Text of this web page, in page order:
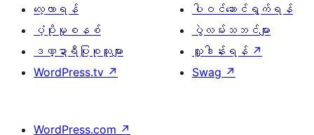
လေ့လာရန်
ပံ့ပိုးမှုစနစ်
ဒဏ္ဍာရီပြုစုသူများ
WordPress.tv ↗
ပါဝင်ဆောင်ရွက်ရန်
ပွဲလမ်းသဘင်များ
လှူဒါန်းရန် ↗
Swag ↗
WordPress.com ↗